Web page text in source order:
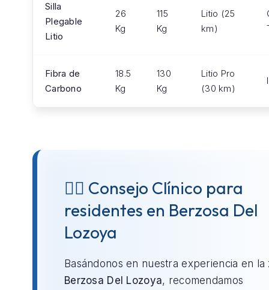
Silla
Plegable
Litio
26
Kg
115
Kg
Litio (25
km)
Fibra de
Carbono
18.5
Kg
130
Kg
Litio Pro
(30 km)
👨‍⚕️ Consejo Clínico para
residentes en Berzosa Del
Lozoya
Basándonos en nuestra experiencia en la
Berzosa Del Lozoya, recomendamos